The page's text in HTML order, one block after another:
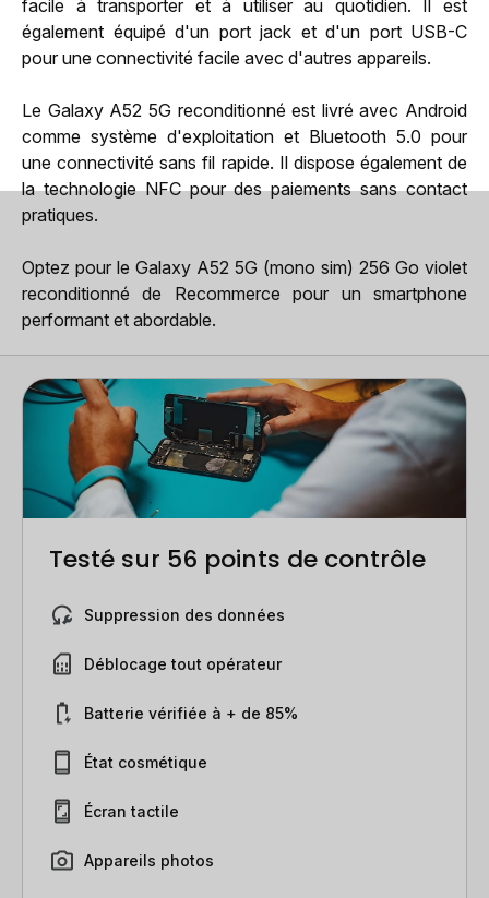
facile à transporter et à utiliser au quotidien. Il est
également équipé d'un port jack et d'un port USB-C
pour une connectivité facile avec d'autres appareils.
Le Galaxy A52 5G reconditionné est livré avec Android
comme système d'exploitation et Bluetooth 5.0 pour
une connectivité sans fil rapide. Il dispose également de
la technologie NFC pour des paiements sans contact
pratiques.
Optez pour le Galaxy A52 5G (mono sim) 256 Go violet
reconditionné de Recommerce pour un smartphone
performant et abordable.
Testé sur 56 points de contrôle
Suppression des données
Déblocage tout opérateur
Batterie vérifiée à + de 85%
État cosmétique
Écran tactile
Appareils photos